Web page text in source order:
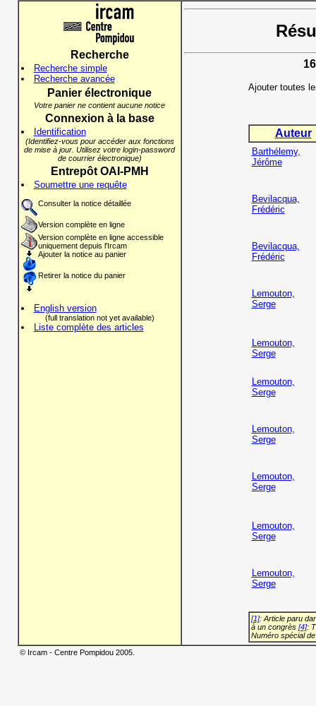
Recherche
Recherche simple
Recherche avancée
Panier électronique
Votre panier ne contient aucune notice
Connexion à la base
Identification
(Identifiez-vous pour accéder aux fonctions
de mise à jour. Utilisez votre login-password
de courrier électronique)
Entrepôt OAI-PMH
Soumettre une requête
Consulter la notice détaillée
Version complète en ligne
Version complète en ligne accessible
uniquement depuis l'Ircam
Ajouter la notice au panier
Retirer la notice du panier
English version
(full translation not yet available)
Liste complète des articles
Ajouter toutes
Auteur
Barthélemy,
Jérôme
Bevilacqua,
Frédéric
Bevilacqua,
Frédéric
Lemouton,
Serge
Lemouton,
Serge
Lemouton,
Serge
Lemouton,
Serge
Lemouton,
Serge
Lemouton,
Serge
Lemouton,
Serge
[1]: Article paru
à un congrès [4]:
Numéro spécial
© Ircam - Centre Pompidou 2005.